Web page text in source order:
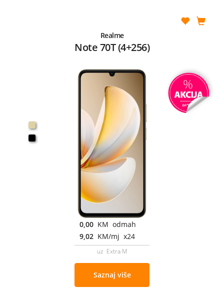
Realme
Note 70T (4+256)
0,00 KM odmah
9,02 KM/mj x24
uz Extra M
Saznaj više